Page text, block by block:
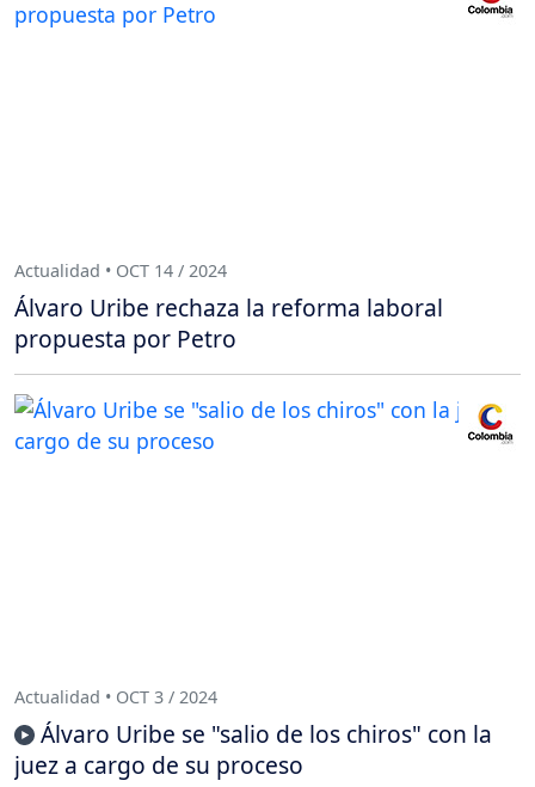
Actualidad • OCT 14 / 2024
Álvaro Uribe rechaza la reforma laboral
propuesta por Petro
Actualidad • OCT 3 / 2024
Álvaro Uribe se "salio de los chiros" con la
juez a cargo de su proceso